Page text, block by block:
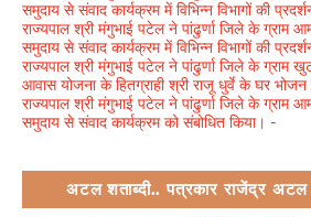
समुदाय से संवाद कार्यक्रम में विभिन्न विभागों की
राज्यपाल श्री मंगुभाई पटेल ने पांढुर्णा जिले के ग्राम
समुदाय से संवाद कार्यक्रम में विभिन्न विभागों की
राज्यपाल श्री मंगुभाई पटेल ने पांढुर्णा जिले के ग्राम
आवास योजना के हितग्राही श्री राजू धुर्वे के घर भोजन
राज्यपाल श्री मंगुभाई पटेल ने पांढुर्णा जिले के ग्राम
समुदाय से संवाद कार्यक्रम को संबोधित किया। -
अटल शताब्दी.. पत्रकार राजेंद्र अटल